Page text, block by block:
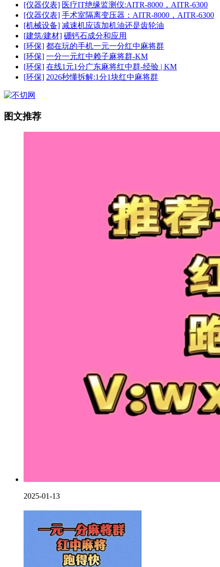
[仪器仪表] 医疗IT绝缘监测仪:AITR-8000，AITR-6300
[仪器仪表] 手术室隔离变压器：AITR-8000，AITR-6300
[机械设备] 减速机应该加机油还是齿轮油
[建筑/建材] 硼钙石成分和应用
[环保] 都在玩的手机一元一分红中麻将群
[环保] 一分一元红中赖子麻将群-KM
[环保] 在线1元1分广东麻将红中群-经验 | KM
[环保] 2026秒懂拆解:1分1块红中麻将群
图文推荐
2025-01-13